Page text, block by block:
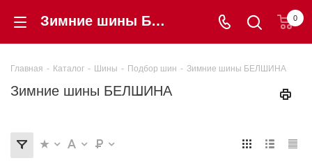
Зимние шины БЕЛШИНА купить от 0 ₽ в интернет-магазине «Шинторг» 0
Главная - Каталог - Шины - Подбор шин - Зимние шины БЕЛШИНА
Зимние шины БЕЛШИНА